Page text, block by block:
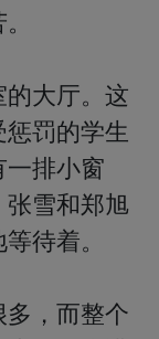
大厅。这
罚的学生
排小窗
雪和郑旭
待着。
，而整个